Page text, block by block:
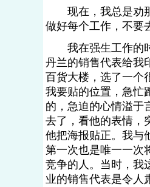
现在，我总是劝那
做好每个工作，不要
我在强生工作的时
丹兰的销售代表给我
百货大楼，选了一个
我要贴的位置，急忙
的，急迫的心情溢于
去了，看他的表情，
他把海报贴正。我与
第一次也是唯一一次
竞争的人。当时，我
业的销售代表是令人